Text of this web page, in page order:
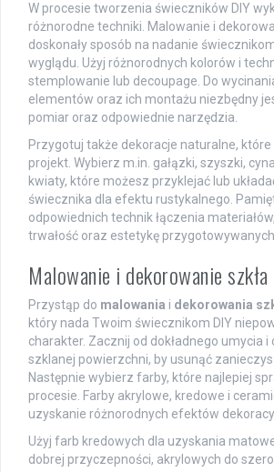
W procesie tworzenia świeczników DIY
różnorodne techniki. Malowanie i
doskonały sposób na nadanie
wyglądu. Użyj różnorodnych kolorów i
stemplowanie lub decoupage. Do
elementów oraz ich montażu niezbędny
pomiar oraz odpowiednie narzędzia.
Przygotuj także dekoracje naturalne,
projekt. Wybierz m.in. gałązki, szyszki,
kwiaty, które możesz przyklejać lub
świecznika dla efektu rustykalnego.
odpowiednich technik łączenia
trwałość oraz estetykę
Malowanie i dekorowanie szkła
Przystąp do malowania i dekorowania
który nada Twoim świecznikom DIY
charakter. Zacznij od dokładnego umycia i
szklanej powierzchni, by usunąć
Następnie wybierz farby, które najlepiej
procesie. Farby akrylowe, kredowe i
uzyskanie różnorodnych efektów
Użyj farb kredowych dla uzyskania
dobrej przyczepności, akrylowych do